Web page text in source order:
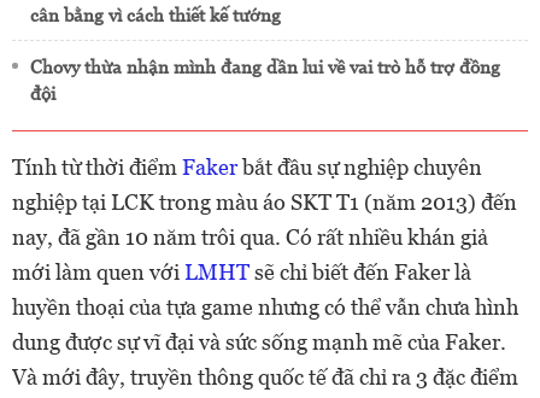
cân bằng vì cách thiết kế tướng
Chovy thừa nhận mình đang dần lui về vai trò hỗ trợ đồng
đội
Tính từ thời điểm Fakerbắt đầu sự nghiệp chuyên
nghiệp tại LCK trong màu áo SKT T1 (năm 2013) đến
nay, đã gần 10 năm trôi qua. Có rất nhiều khán giả
mới làm quen với LMHTsẽ chỉ biết đến Faker là
huyền thoại của tựa game nhưng có thể vẫn chưa hình
dung được sự vĩ đại và sức sống mạnh mẽ của Faker.
Và mới đây, truyền thông quốc tế đã chỉ ra 3 đặc điểm